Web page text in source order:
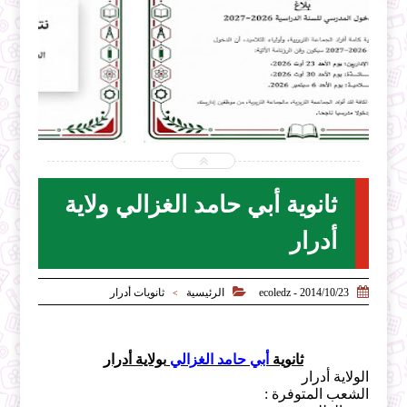
2026-07-31
ecoledz.net
شاهد الموضوع
ثانوية أبي حامد الغزالي ولاية
أدرار

2014/10/23 - ecoledz
 الرئيسية > ثانويات أدرار
ثانوية أبي حامد الغزالي بولاية أدرار
الولاية أدرار
الشعب المتوفرة :